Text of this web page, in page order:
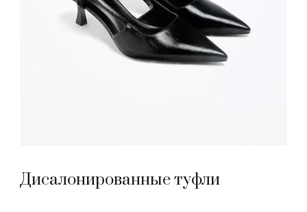
Дисалонированные туфли